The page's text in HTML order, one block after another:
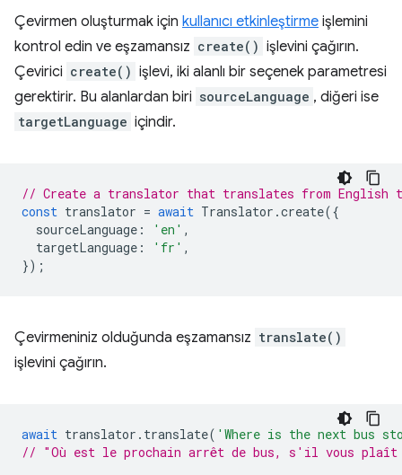
Çevirmen oluşturmak için kullanıcı etkinleştirme işlemini
kontrol edin ve eşzamansız create() işlevini çağırın.
Çevirici create() işlevi, iki alanlı bir seçenek parametresi
gerektirir. Bu alanlardan biri sourceLanguage , diğeri ise
targetLanguage içindir.
// Create a translator that translates from English
const translator = await Translator .create({
sourceLanguage : 'en' ,
targetLanguage : 'fr' ,
});
Çevirmeniniz olduğunda eşzamansız translate()
işlevini çağırın.
await translator . translate( 'Where is the next bus
// "Où est le prochain arrêt de bus, s'il vous